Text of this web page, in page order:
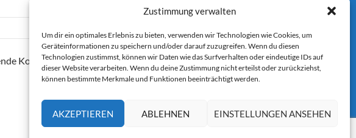
Zustimmung verwalten
Um dir ein optimales Erlebnis zu bieten, verwenden wir Technologien wie Cookies, um
Geräteinformationen zu speichern und/oder darauf zuzugreifen. Wenn du diesen
Technologien zustimmst, können wir Daten wie das Surfverhalten oder eindeutige IDs auf
dieser Website verarbeiten. Wenn du deine Zustimmung nicht erteilst oder zurückziehst,
können bestimmte Merkmale und Funktionen beeinträchtigt werden.
AKZEPTIEREN ABLEHNEN EINSTELLUNGEN ANSEHEN
Kommentare per E-Mail.